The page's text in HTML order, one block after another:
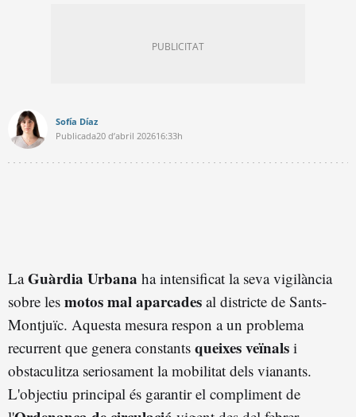
Sofía Díaz
Publicada20 d’abril 202616:33h
LaGuàrdia Urbana ha intensificat la seva vigilància
sobre les motos mal aparcades al districte de Sants-
Montjuïc. Aquesta mesura respon a un problema
recurrent que genera constants queixes veïnals i
obstaculitza seriosament la mobilitat dels vianants.
L'objectiu principal és garantir el compliment de